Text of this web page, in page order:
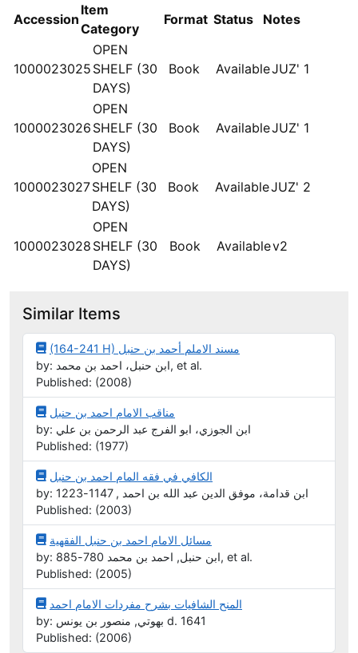
Accession
Item
Category
Format Status Notes
1000023025
OPEN
SHELF (30
DAYS)
Book AvailableJUZ' 1
1000023026
OPEN
SHELF (30
DAYS)
Book AvailableJUZ' 1
1000023027
OPEN
SHELF (30
DAYS)
Book AvailableJUZ' 2
1000023028
OPEN
SHELF (30
DAYS)
Book Availablev2
Similar Items
(164-241 H) مسند الاملم أحمد بن حنبل
by: ابن حنبل، احمد بن محمد, et al.
Published: (2008)
مناقب الامام احمد بن حنبل
by: ابن الجوزي، ابو الفرج عبد الرحمن بن علي
Published: (1977)
الكافي في فقه المام احمد بن حنبل
by: ابن قدامة، موفق الدين عبد الله بن احمد , 1147-1223
Published: (2003)
مسائل الامام احمد بن حنبل الفقهية
by: ابن حنبل, احمد بن محمد 780-885, et al.
Published: (2005)
المنح الشافيات بشرح مفردات الامام احمد
by: بهوتي, منصور بن يونس d. 1641
Published: (2006)